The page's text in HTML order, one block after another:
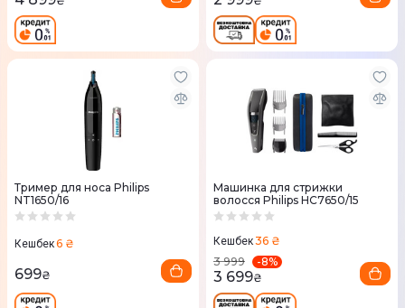
Тример для носа Philips
NT1650/16
Кешбек6 ₴
699₴
Машинка для стрижки
волосся Philips HC7650/15
Кешбек36 ₴
3 999
-8%
3 699₴